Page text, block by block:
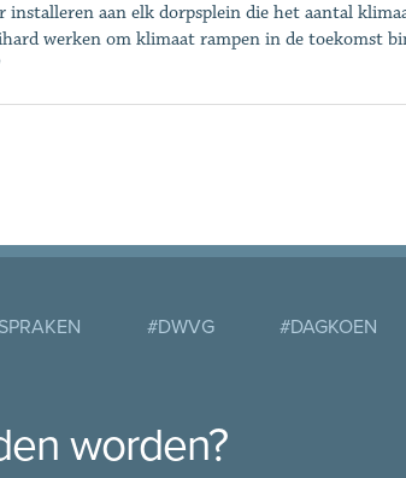
installeren aan elk dorpsplein die het aantal
werken om klimaat rampen in de toekomst
#DWVG #DAGKOEN
worden?